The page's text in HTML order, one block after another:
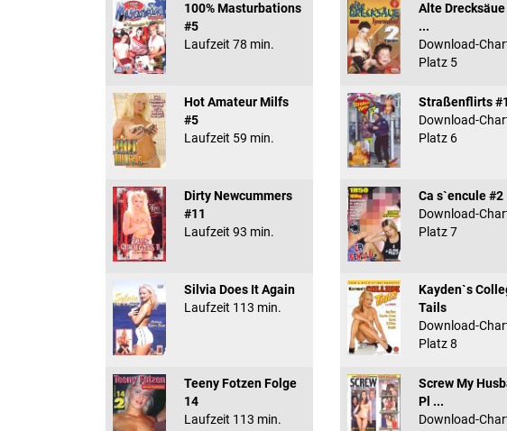
100% Masturbations
#5
Laufzeit 78 min.
Hot Amateur Milfs
#5
Laufzeit 59 min.
Dirty Newcummers
#11
Laufzeit 93 min.
Silvia Does It Again
Laufzeit 113 min.
Teeny Fotzen Folge
14
Laufzeit 113 min.
Alte Drecksäue
...
Download-
Platz 5
Straßenflirts
Download-
Platz 6
Ca s`encule #2
Download-
Platz 7
Kayden`s
Tails
Download-
Platz 8
Screw My
Pl ...
Download-